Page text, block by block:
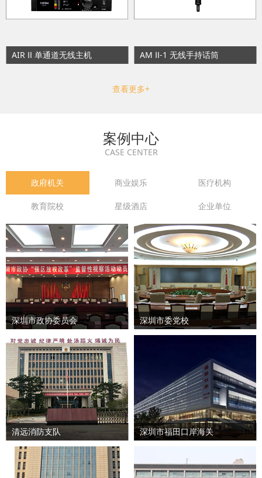
AIR Ⅱ 单通道无线主机 AM Ⅱ-1 无线手持话筒
查看更多+
案例中心
CASE CENTER
政府机关 商业娱乐 医疗机构
教育院校 星级酒店 企业单位
深圳市政协委员会 深圳市委党校
清远消防支队 深圳市福田口岸海关